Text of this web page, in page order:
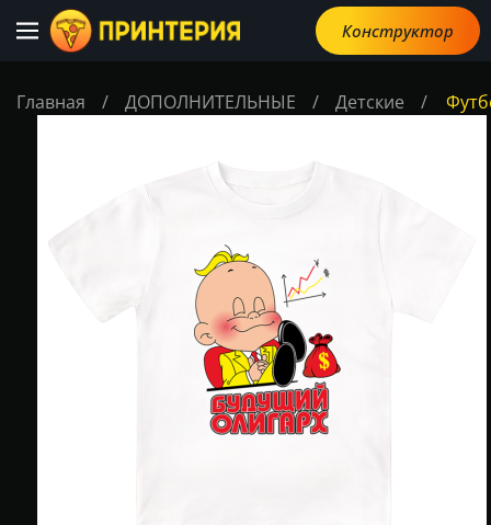
Конструктор
Главная / ДОПОЛНИТЕЛЬНЫЕ / Детские /